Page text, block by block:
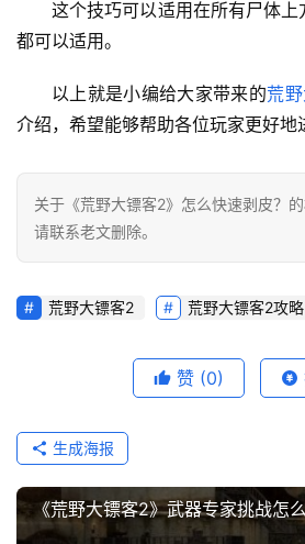
知
数
络
具
游
攻
登录 注册
这个技巧可以适用在所有尸体
都可以适用。
以上就是小编给大家带来的荒
介绍，希望能够帮助各位玩家更好地
关于《荒野大镖客2》怎么快速剥皮？的
请联系老文删除。
荒野大镖客2 荒野大镖客2攻略
赞 (0)
生成海报
《荒野大镖客2》武器专家挑战怎